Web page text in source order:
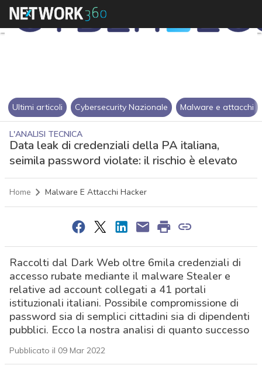
Ultimi articoli Cybersecurity Nazionale Malware e attacchi
L'ANALISI TECNICA
Data leak di credenziali della PA italiana,
seimila password violate: il rischio è elevato
Home Malware E Attacchi Hacker
Raccolti dal Dark Web oltre 6mila credenziali di
accesso rubate mediante il malware Stealer e
relative ad account collegati a 41 portali
istituzionali italiani. Possibile compromissione di
password sia di semplici cittadini sia di dipendenti
pubblici. Ecco la nostra analisi di quanto successo
Pubblicato il 09 Mar 2022